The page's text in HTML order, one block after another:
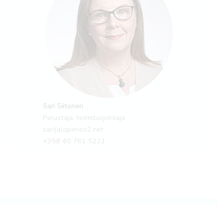
Sari Siitonen
Perustaja, toimitusjohtaja
sari(a)openco2.net
+358 40 761 5221